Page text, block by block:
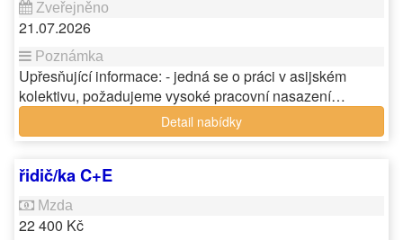
21.07.2026
Upřesňující informace: - jedná se o práci v asijském
kolektivu, požadujeme vysoké pracovní nasazení…
Detail nabídky
řidič/ka C+E
22 400 Kč